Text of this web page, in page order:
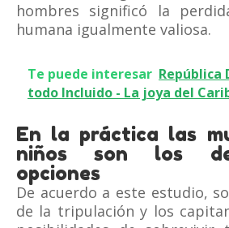
hombres significó la
humana igualmente valiosa.
Te puede interesar República
todo Incluido - La joya del
En la práctica las
niños son los
opciones
De acuerdo a este estudio,
de la tripulación y los